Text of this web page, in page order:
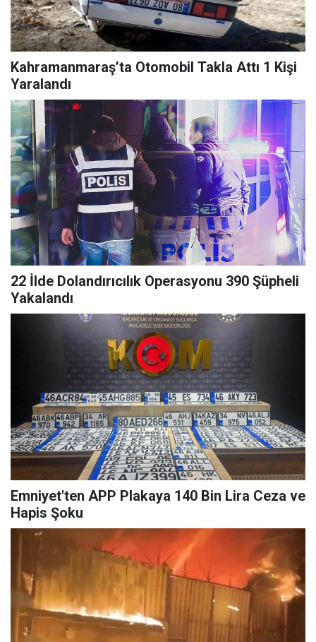
Kahramanmaraş’ta Otomobil Takla Attı 1 Kişi
Yaralandı
22 İlde Dolandırıcılık Operasyonu 390 Şüpheli
Yakalandı
Emniyet'ten APP Plakaya 140 Bin Lira Ceza ve
Hapis Şoku